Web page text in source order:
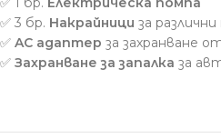
✅ 3 бр. Накрайници за
✅ AC адаптер за захранване
✅ Захранване за запалка за